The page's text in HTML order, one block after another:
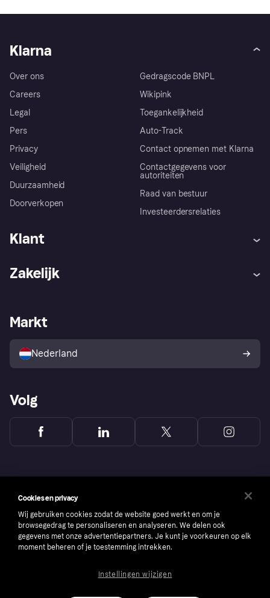
Klarna
Over ons
Careers
Legal
Pers
Privacy
Veiligheid
Duurzaamheid
Doorverkopen
Gedragscode BNPL
Wikipink
Toegankelijkheid
Auto-Track
Contact opnemen met Klarna
Contactgegevens voor
autoriteiten
Raad van bestuur
Investeerdersrelaties
Klant
Winkeloverzicht
Kopersbescherming voor
consumenten
Zakelijk
Zakelijke login
Markt
Nederland
Volg
Cookies en privacy
Wij gebruiken cookies zodat de website goed werkt en om je
browsegedrag te personaliseren en analyseren. We delen ook
gegevens met onze advertentiepartners. Je kunt je voorkeuren op elk
moment beheren of je toestemming intrekken.
Instellingen wijzigen